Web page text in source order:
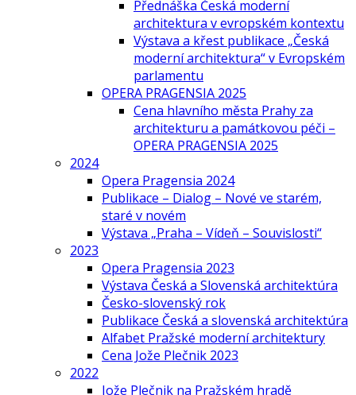
Přednáška Česká moderní
architektura v evropském kontextu
Výstava a křest publikace „Česká
moderní architektura“ v Evropském
parlamentu
OPERA PRAGENSIA 2025
Cena hlavního města Prahy za
architekturu a památkovou péči –
OPERA PRAGENSIA 2025
2024
Opera Pragensia 2024
Publikace – Dialog – Nové ve starém,
staré v novém
Výstava „Praha – Vídeň – Souvislosti“
2023
Opera Pragensia 2023
Výstava Česká a Slovenská architektúra
Česko-slovenský rok
Publikace Česká a slovenská architektúra
Alfabet Pražské moderní architektury
Cena Jože Plečnik 2023
2022
Jože Plečnik na Pražském hradě